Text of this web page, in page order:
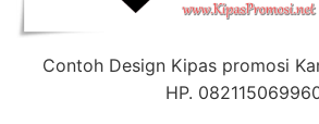
Contoh Design Kipas promosi
HP.